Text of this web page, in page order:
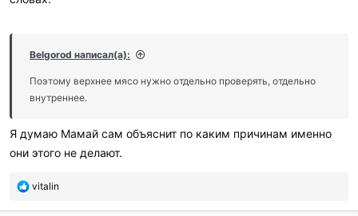
Belgorod написал(а):
Поэтому верхнее мясо нужно отдельно проверять, отдельно
внутреннее.
Я думаю Мамай сам объяснит по каким причинам именно
они этого не делают.
П
б
vitalin